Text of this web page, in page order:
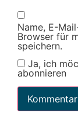
Name, E-
Browser für
speichern.
Ja, ich
abonnieren